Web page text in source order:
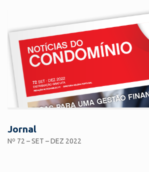
Jornal
Nº 72 – SET – DEZ 2022